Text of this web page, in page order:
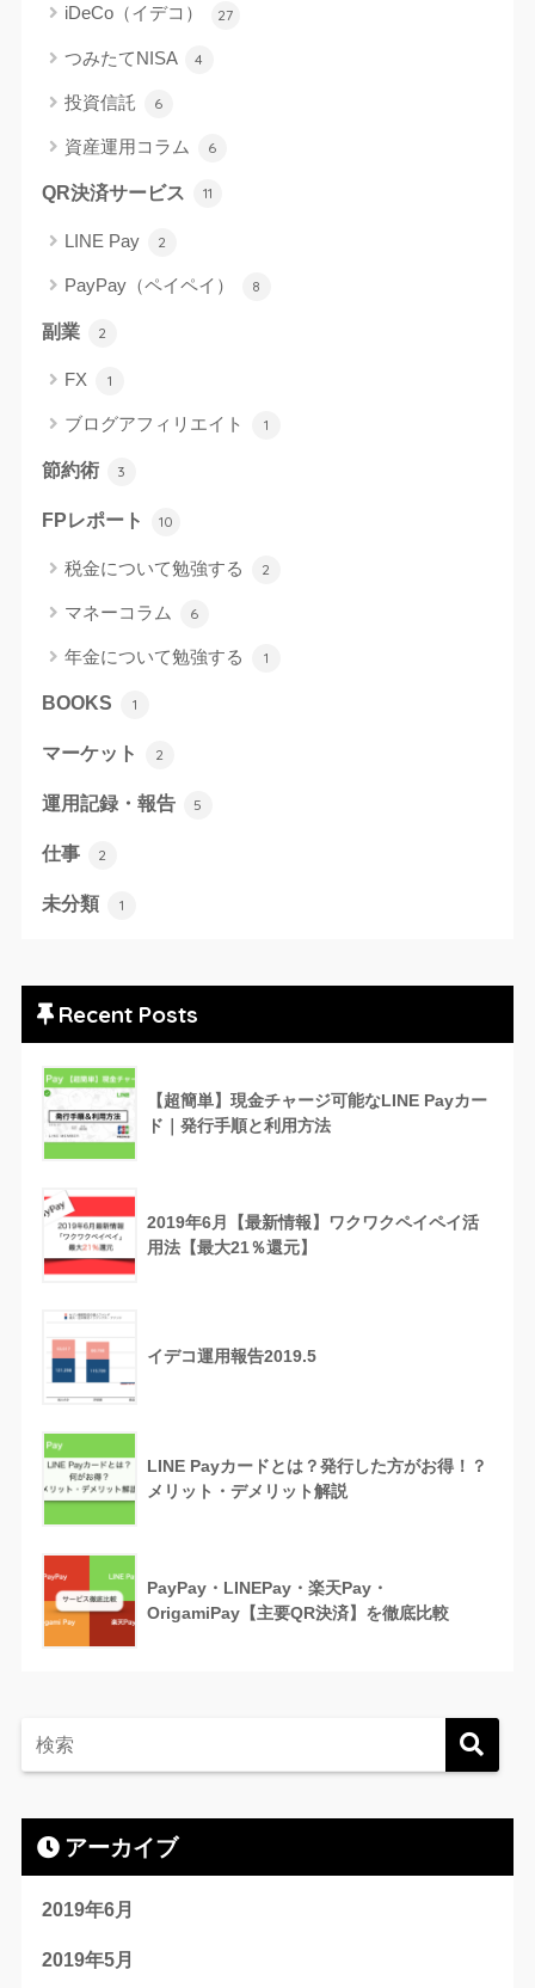
iDeCo（イデコ） 27
つみたてNISA 4
投資信託 6
資産運用コラム 6
QR決済サービス 11
LINE Pay 2
PayPay（ペイペイ） 8
副業 2
FX 1
ブログアフィリエイト 1
節約術 3
FPレポート 10
税金について勉強する 2
マネーコラム 6
年金について勉強する 1
BOOKS 1
マーケット 2
運用記録・報告 5
仕事 2
未分類 1
Recent Posts
【超簡単】現金チャージ可能なLINE Payカー
ド｜発行手順と利用方法
2019年6月【最新情報】ワクワクペイペイ活
用法【最大21％還元】
イデコ運用報告2019.5
LINE Payカードとは？発行した方がお得！？
メリット・デメリット解説
PayPay・LINEPay・楽天Pay・
OrigamiPay【主要QR決済】を徹底比較
アーカイブ
2019年6月
2019年5月